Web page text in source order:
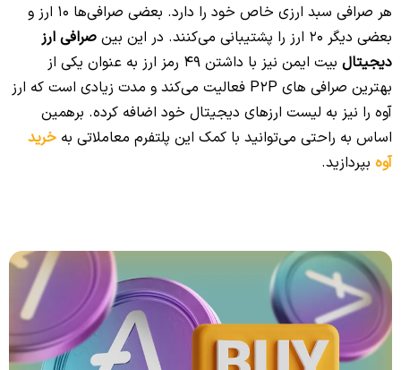
هر صرافی سبد ارزی خاص خود را دارد. بعضی صرافی‌ها 10 ارز و
بعضی دیگر 20 ارز را پشتیبانی می‌کنند. در این بین
صرافی ارز
دیجیتال
بیت ایمن نیز با داشتن 49 رمز ارز به عنوان یکی از
بهترین صرافی های P2P فعالیت می‌کند و مدت زیادی است که ارز
آوه را نیز به لیست ارزهای دیجیتال خود اضافه کرده. برهمین
اساس به راحتی می‌توانید با کمک این پلتفرم معاملاتی به خرید
آوه بپردازید.